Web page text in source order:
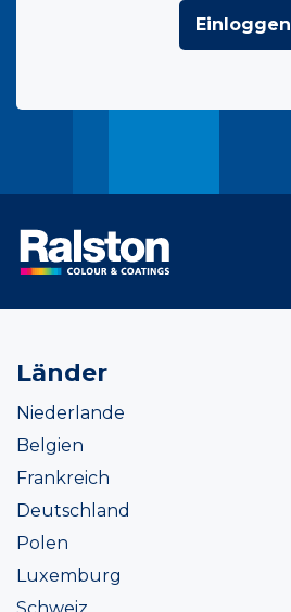
Einloggen
Länder
Niederlande
Belgien
Frankreich
Deutschland
Polen
Luxemburg
Schweiz